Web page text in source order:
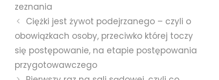
zeznania
Ciężki jest żywot podejrzanego – czyli o
obowiązkach osoby, przeciwko której toczy
się postępowanie, na etapie postępowania
przygotowawczego